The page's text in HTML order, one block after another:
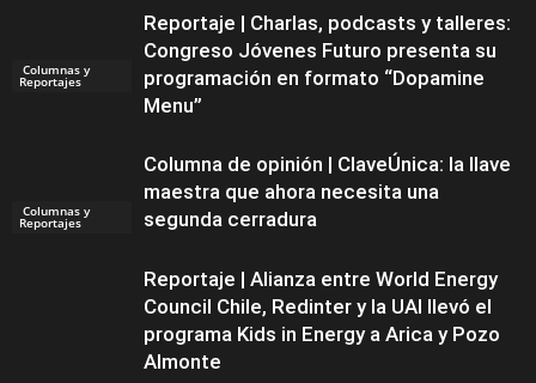
Columnas y
Reportajes
Reportaje | Charlas, podcasts y talleres:
Congreso Jóvenes Futuro presenta su
programación en formato “Dopamine
Menu”
Columnas y
Reportajes
Columna de opinión | ClaveÚnica: la llave
maestra que ahora necesita una
segunda cerradura
Reportaje | Alianza entre World Energy
Council Chile, Redinter y la UAI llevó el
programa Kids in Energy a Arica y Pozo
Almonte